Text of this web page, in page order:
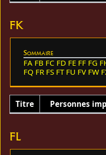
FK
Sommaire
FA FB FC FD FE FF FG
FQ FR FS FT FU FV FW
Titre Personnes
FL